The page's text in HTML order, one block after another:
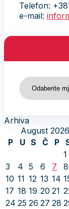
Telefon:
e-mail:
Arhiva
Arhiva
August 2026
P
U S Č P
1
3
4 5 6 7 8
10 11 12 13 14
17 18 19 20 21
24 25 26 27 28